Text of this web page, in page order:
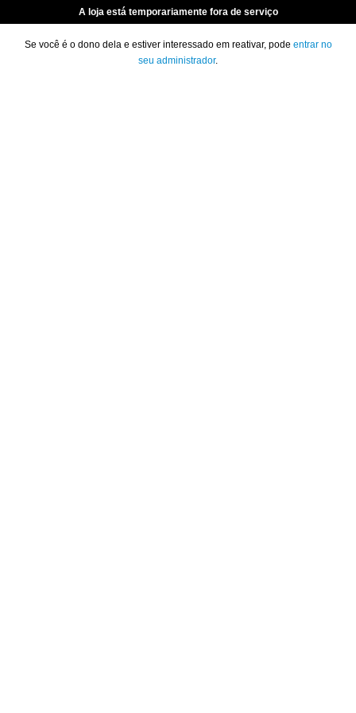
A loja está temporariamente fora de serviço
Se você é o dono dela e estiver interessado em reativar, pode entrar no
seu administrador.